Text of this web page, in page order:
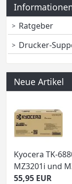
Ratgeber
Drucker-
Neue Artikel
Kyocera TK-
MZ3201i und
55,95 EUR